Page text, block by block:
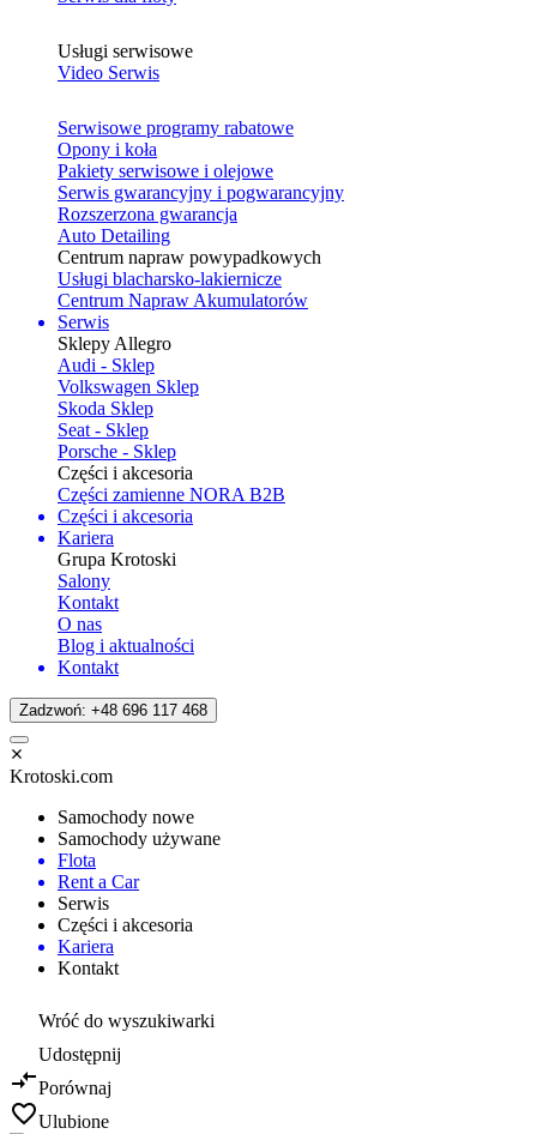
Usługi serwisowe
Video Serwis
Serwisowe programy rabatowe
Opony i koła
Pakiety serwisowe i olejowe
Serwis gwarancyjny i pogwarancyjny
Rozszerzona gwarancja
Auto Detailing
Centrum napraw powypadkowych
Usługi blacharsko-lakiernicze
Centrum Napraw Akumulatorów
Serwis
Sklepy Allegro
Audi - Sklep
Volkswagen Sklep
Skoda Sklep
Seat - Sklep
Porsche - Sklep
Części i akcesoria
Części zamienne NORA B2B
Części i akcesoria
Kariera
Grupa Krotoski
Salony
Kontakt
O nas
Blog i aktualności
Kontakt
Zadzwoń: +48 696 117 468
Krotoski.com
Samochody nowe
Samochody używane
Flota
Rent a Car
Serwis
Części i akcesoria
Kariera
Kontakt
Wróć do wyszukiwarki
Udostępnij
Porównaj
Ulubione